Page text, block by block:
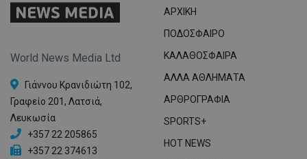
World News Media Ltd
Γιάννου Κρανιδιώτη 102,
Γραφείο 201, Λατσιά,
Λευκωσία
+357 22 205865
+357 22 374613
ΑΡΧΙΚΗ
ΠΟΔΟΣΦΑΙΡΟ
ΚΑΛΑΘΟΣΦΑΙΡΑ
ΑΛΛΑ ΑΘΛΗΜΑΤΑ
ΑΡΘΡΟΓΡΑΦΙΑ
SPORTS+
HOT NEWS